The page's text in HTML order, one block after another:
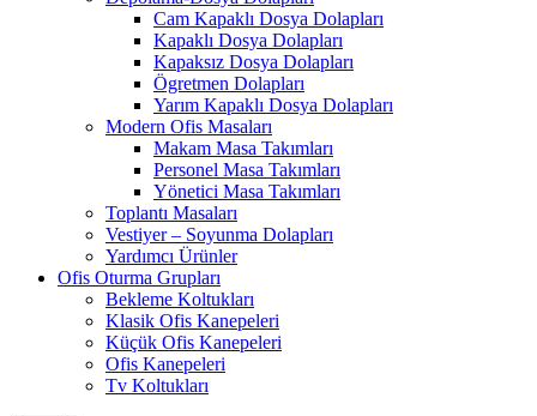
Cam Kapaklı Dosya Dolapları
Kapaklı Dosya Dolapları
Kapaksız Dosya Dolapları
Ögretmen Dolapları
Yarım Kapaklı Dosya Dolapları
Modern Ofis Masaları
Makam Masa Takımları
Personel Masa Takımları
Yönetici Masa Takımları
Toplantı Masaları
Vestiyer – Soyunma Dolapları
Yardımcı Ürünler
Ofis Oturma Grupları
Bekleme Koltukları
Klasik Ofis Kanepeleri
Küçük Ofis Kanepeleri
Ofis Kanepeleri
Tv Koltukları